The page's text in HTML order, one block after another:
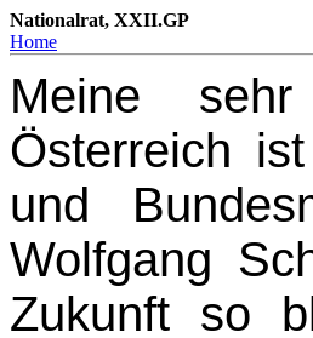
Nationalrat, XXII.GP
Home
Meine
Österreich
und
Wolfgang
Zukunft so